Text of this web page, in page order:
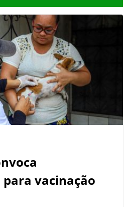
vacinação